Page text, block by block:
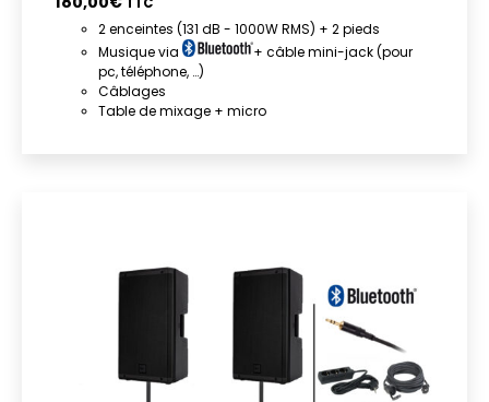
2 enceintes (131 dB - 1000W RMS) + 2 pieds
Musique via
+ câble mini-jack (pour
pc, téléphone, …)
Câblages
Table de mixage + micro